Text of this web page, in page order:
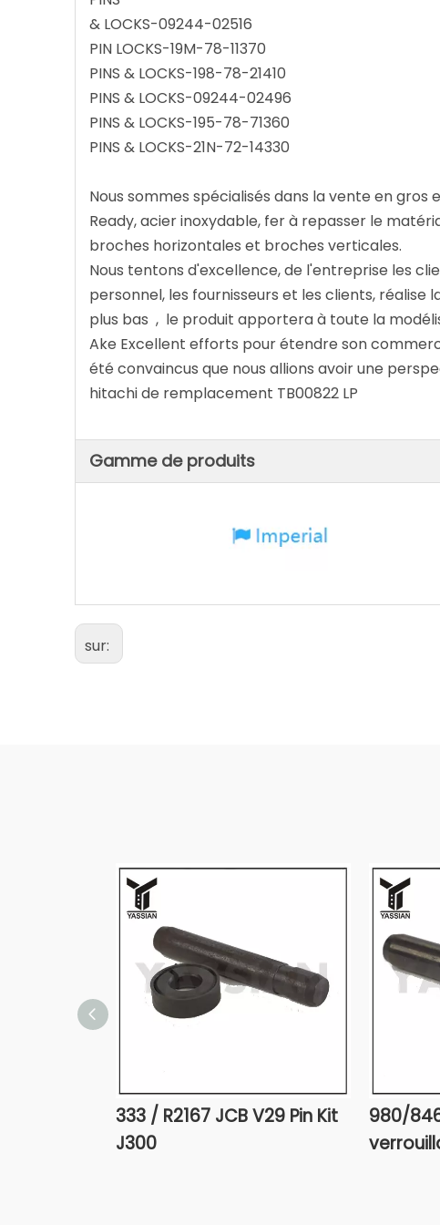
& LOCKS-09244-02516
PIN LOCKS-19M-78-11370
PINS & LOCKS-198-78-21410
PINS & LOCKS-09244-02496
PINS & LOCKS-195-78-71360
PINS & LOCKS-21N-72-14330
Nous sommes spécialisés dans la vente en gros
Ready, acier inoxydable, fer à repasser le
broches horizontales et broches verticales.
Nous tentons d'excellence, de l'entreprise les
personnel, les fournisseurs et les clients,
plus bas , le produit apportera à toute la
Ake Excellent efforts pour étendre son
été convaincus que nous allions avoir une
hitachi de remplacement TB00822 LP
Gamme de produits
sur:
333 / R2167 JCB V29 Pin Kit
J300
980/